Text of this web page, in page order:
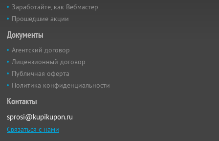
Заработайте, как Вебмастер
Прошедшие акции
Документы
Агентский договор
Лицензионный договор
Публичная оферта
Политика конфиденциальности
Контакты
sprosi@kupikupon.ru
Связаться с нами